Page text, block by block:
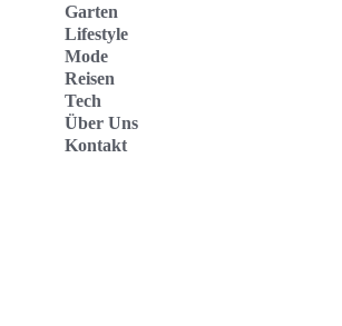
Garten
Lifestyle
Mode
Reisen
Tech
Über Uns
Kontakt